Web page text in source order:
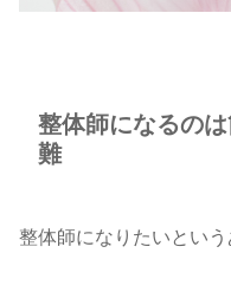
整体師になるの
難
整体師になりたいという